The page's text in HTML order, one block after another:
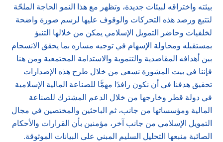
بيئته واختراقه لبيئات جديدة، وتظهر مع هذا النمو الحاجة الملحّة
لتتبع ورصد هذه التحركات والوقوف عليها لرسم صورة واضحة
لخلفيات وحاضر التمويل الإسلامي يمكن من خلالها التنبؤ
بمستقبله ومحاولة الإسهام في توجيه مساره بما يحقق الانسجام
بين أهدافه المقاصدية والتنموية والاستدامة المجتمعية ومن هنا
فإننا في بيت المشورة نسعى من خلال طرح هذه الإصدارات
تحقيق هدفنا في أن نكون رافدًا مهمًّا للصناعة المالية الإسلامية
في دولة قطر وخارجها من خلال الدعم المشترك للصناعة
المالية ومؤسساتها من جانب، ثم الباحثين والمختصين في مجال
التمويل الإسلامي من جانب آخر، مؤمنين بأن القرارات والأحكام
الصائبة منبعها التحليل السليم المبني على البيانات الموثوقة.